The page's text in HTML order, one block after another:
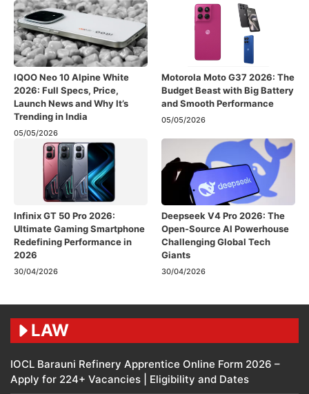
IQOO Neo 10 Alpine White
2026: Full Specs, Price,
Launch News and Why It’s
Trending in India
05/05/2026
Motorola Moto G37 2026: The
Budget Beast with Big Battery
and Smooth Performance
05/05/2026
Infinix GT 50 Pro 2026:
Ultimate Gaming Smartphone
Redefining Performance in
2026
30/04/2026
Deepseek V4 Pro 2026: The
Open-Source AI Powerhouse
Challenging Global Tech
Giants
30/04/2026
LAW
IOCL Barauni Refinery Apprentice Online Form 2026 –
Apply for 224+ Vacancies | Eligibility and Dates